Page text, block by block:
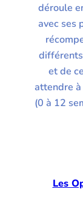
déroule
avec ses
et de
attendre
(0 à 12
Les